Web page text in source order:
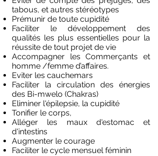
tabous, et autres stéréotypes
Prémunir de toute cupidité
Faciliter le développement des
qualités les plus essentielles pour la
réussite de tout projet de vie
Accompagner les Commerçants et
homme /femme d’affaires.
Eviter les cauchemars
Faciliter la circulation des énergies
des Bi-mwelo (Chakras)
Eliminer l'épilepsie, la cupidité
Tonifier le corps,
Alléger les maux d'estomac et
d'intestins
Augmenter le courage
Faciliter le cycle mensuel féminin